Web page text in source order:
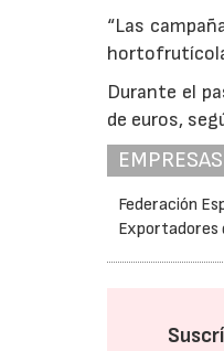
“Las
hortofrutícola
Durante el
de euros,
Federación
Exportadores